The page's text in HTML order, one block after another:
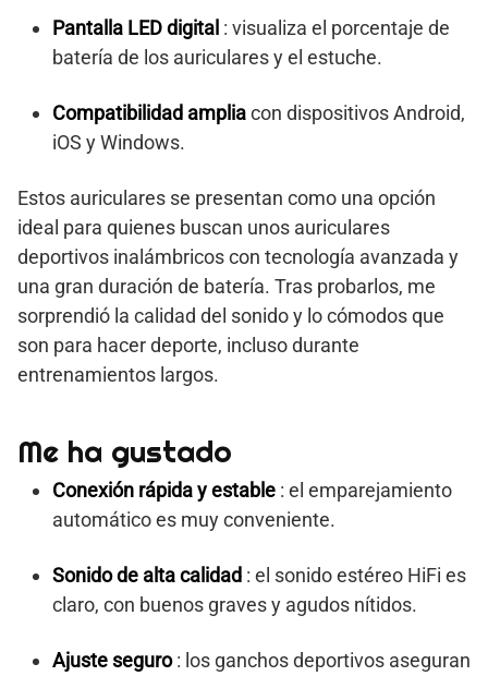
Pantalla LED digital : visualiza el porcentaje de
batería de los auriculares y el estuche.
Compatibilidad ampliacon dispositivos Android,
iOS y Windows.
Estos auriculares se presentan como una opción
ideal para quienes buscan unos auriculares
deportivos inalámbricos con tecnología avanzada y
una gran duración de batería. Tras probarlos, me
sorprendió la calidad del sonido y lo cómodos que
son para hacer deporte, incluso durante
entrenamientos largos.
Me ha gustado
Conexión rápida y estable : el emparejamiento
automático es muy conveniente.
Sonido de alta calidad : el sonido estéreo HiFi es
claro, con buenos graves y agudos nítidos.
Ajuste seguro: los ganchos deportivos aseguran